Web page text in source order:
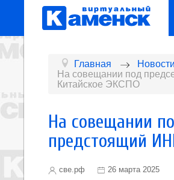
Главная Новости
На совещании под
Китайское ЭКСПО
На совещании
предстоящий
све.рф 26 марта 2025